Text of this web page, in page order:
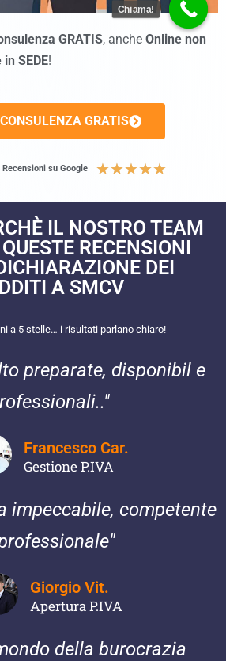
GRATIS, anche Online non
SEDE!
GRATIS
Recensioni su Google ★★★★★
IL NOSTRO TEAM
RECENSIONI
DEI
A SMCV
a 5 stelle… i risultati parlano chiaro!
preparate, disponibil e
Francesco Car.
Gestione P.IVA
impeccabile, competente
Giorgio Vit.
Apertura P.IVA
della burocrazia
Chiama!